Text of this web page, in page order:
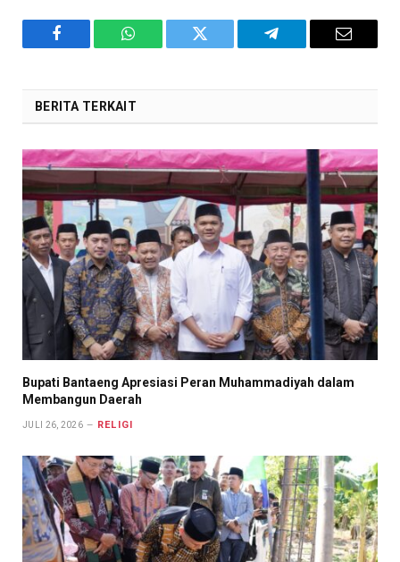
Facebook WhatsAppTwitter Telegram Email
BERITA TERKAIT
Bupati Bantaeng Apresiasi Peran Muhammadiyah dalam
Membangun Daerah
JULI 26, 2026 RELIGI